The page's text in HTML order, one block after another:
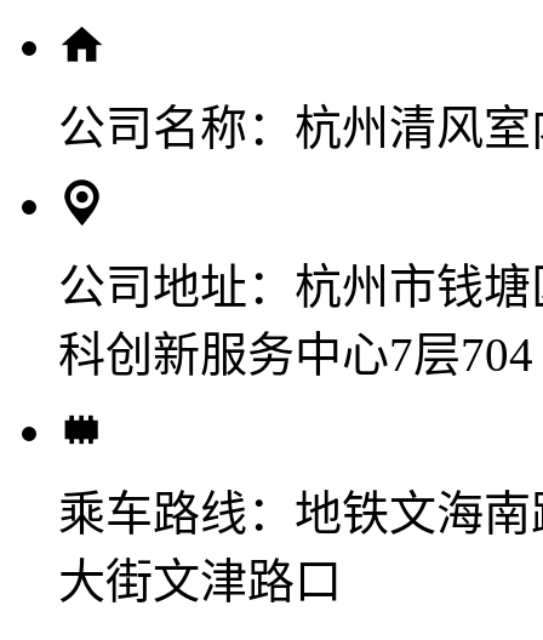
公司名称： 杭州清风
公司地址： 杭州市钱
科创新服务中心7层704
乘车路线： 地铁文海
大街文津路口